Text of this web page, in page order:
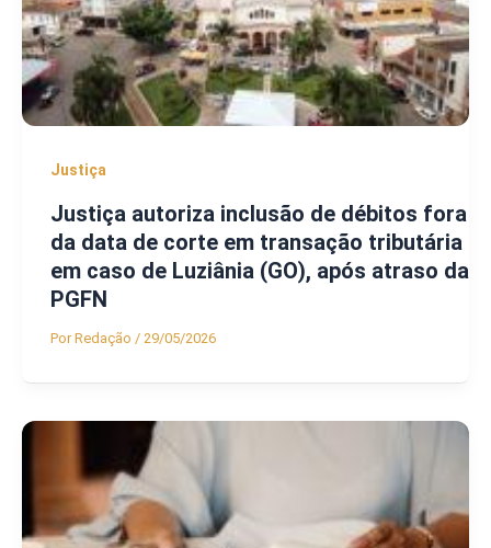
Justiça
Justiça autoriza inclusão de débitos fora
da data de corte em transação tributária
em caso de Luziânia (GO), após atraso da
PGFN
PorRedação / 29/05/2026